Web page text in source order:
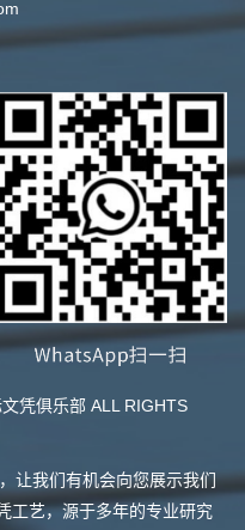
凭俱乐部 ALL RIGHTS
让我们有机会向您展示我们
工艺，源于多年的专业研究